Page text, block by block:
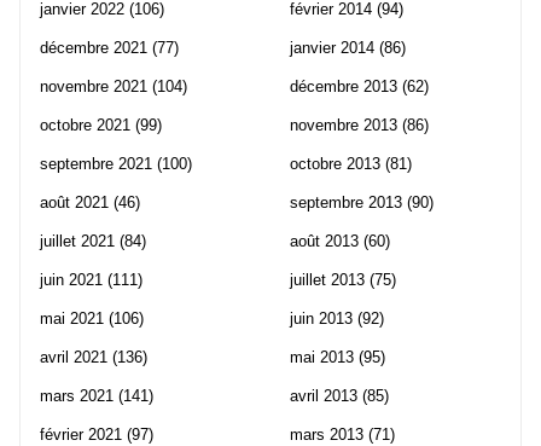
janvier 2022 (106)
décembre 2021 (77)
novembre 2021 (104)
octobre 2021 (99)
septembre 2021 (100)
août 2021 (46)
juillet 2021 (84)
juin 2021 (111)
mai 2021 (106)
avril 2021 (136)
mars 2021 (141)
février 2021 (97)
février 2014 (94)
janvier 2014 (86)
décembre 2013 (62)
novembre 2013 (86)
octobre 2013 (81)
septembre 2013 (90)
août 2013 (60)
juillet 2013 (75)
juin 2013 (92)
mai 2013 (95)
avril 2013 (85)
mars 2013 (71)